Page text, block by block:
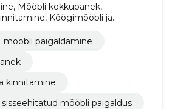
Mööbli kokkupanek,
Köögimööbli ja
paigaldus, transport ja
paigaldus, mööbli
mööbli paigaldusteenused,
eritellimusel mööbli paigaldus
mööbli paigaldamine
kinnitamine
mööbli paigaldus